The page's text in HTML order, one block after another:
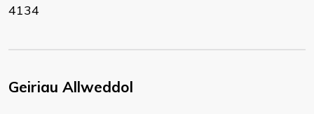
4134
Geiriau Allweddol